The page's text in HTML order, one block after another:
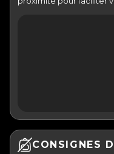
CONSIGNES